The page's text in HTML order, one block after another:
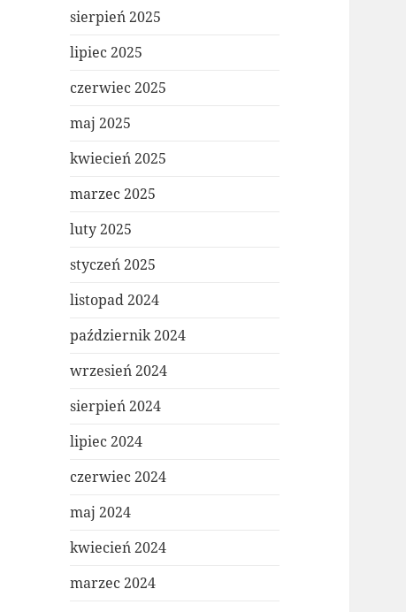
sierpień 2025
lipiec 2025
czerwiec 2025
maj 2025
kwiecień 2025
marzec 2025
luty 2025
styczeń 2025
listopad 2024
październik 2024
wrzesień 2024
sierpień 2024
lipiec 2024
czerwiec 2024
maj 2024
kwiecień 2024
marzec 2024